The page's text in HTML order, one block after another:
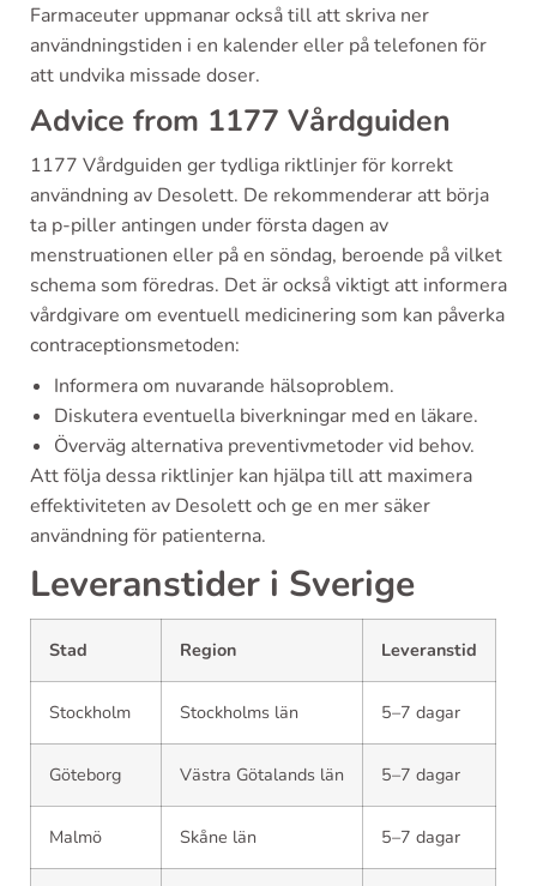
Farmaceuter uppmanar också till att skriva ner
användningstiden i en kalender eller på telefonen för
att undvika missade doser.
Advice from 1177 Vårdguiden
1177 Vårdguiden ger tydliga riktlinjer för korrekt
användning av Desolett. De rekommenderar att börja
ta p-piller antingen under första dagen av
menstruationen eller på en söndag, beroende på vilket
schema som föredras. Det är också viktigt att informera
vårdgivare om eventuell medicinering som kan påverka
contraceptionsmetoden:
Informera om nuvarande hälsoproblem.
Diskutera eventuella biverkningar med en läkare.
Överväg alternativa preventivmetoder vid behov.
Att följa dessa riktlinjer kan hjälpa till att maximera
effektiviteten av Desolett och ge en mer säker
användning för patienterna.
Leveranstider i Sverige
Stad Region Leveranstid
Stockholm Stockholms län 5–7 dagar
Göteborg Västra Götalands län 5–7 dagar
Malmö Skåne län 5–7 dagar